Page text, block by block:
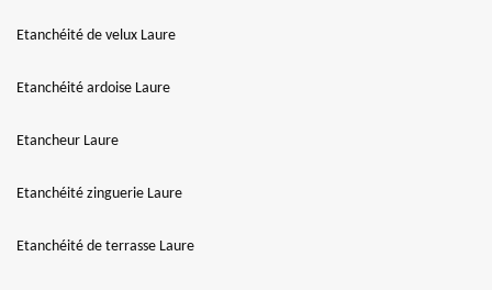
Etanchéité de velux Laure
Etanchéité ardoise Laure
Etancheur Laure
Etanchéité zinguerie Laure
Etanchéité de terrasse Laure